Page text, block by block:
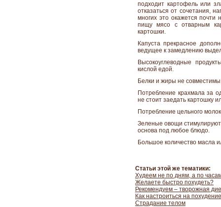
подходит картофель или
отказаться от сочетания,
многих это окажется
пищу мясо с отварным
картошки.
Капуста прекрасное
ведущее к замедлению
Высокоуглеводные
кислой едой.
Белки и жиры не
Потребление крахмала за
не стоит заедать картошку
Потребление цельного
Зеленые овощи
основа под любое блюдо.
Большое количество масла
Статьи этой же тематики:
Худеем не по дням, а по
Желаете быстро похудеть?
Рекомендуем – творожная
Как настроиться на похудение
Страдание телом